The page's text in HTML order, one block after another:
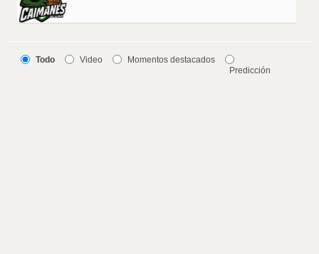
Todo Video
Momentos destacados
Predicción